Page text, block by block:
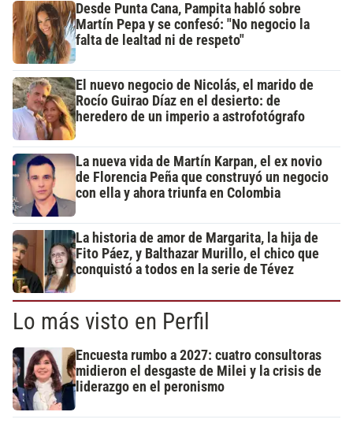
Desde Punta Cana, Pampita habló sobre
Martín Pepa y se confesó: "No negocio la
falta de lealtad ni de respeto"
El nuevo negocio de Nicolás, el marido de
Rocío Guirao Díaz en el desierto: de
heredero de un imperio a astrofotógrafo
La nueva vida de Martín Karpan, el ex novio
de Florencia Peña que construyó un negocio
con ella y ahora triunfa en Colombia
La historia de amor de Margarita, la hija de
Fito Páez, y Balthazar Murillo, el chico que
conquistó a todos en la serie de Tévez
Lo más visto en Perfil
Encuesta rumbo a 2027: cuatro consultoras
midieron el desgaste de Milei y la crisis de
liderazgo en el peronismo